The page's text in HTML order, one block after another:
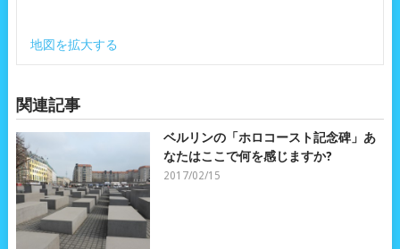
地図を拡大する
関連記事
ベルリンの「ホロコースト記念碑」あ
なたはここで何を感じますか?
2017/02/15